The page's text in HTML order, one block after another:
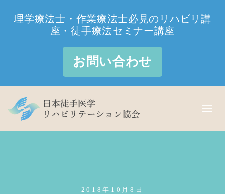
理学療法士・作業療法士必見のリハビリ講
座・徒手療法セミナー講座
お問い合わせ
2018年10月8日